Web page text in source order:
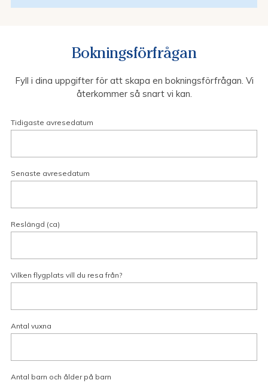
Bokningsförfrågan
Fyll i dina uppgifter för att skapa en bokningsförfrågan. Vi
återkommer så snart vi kan.
Tidigaste avresedatum
Senaste avresedatum
Reslängd (ca)
Vilken flygplats vill du resa från?
Antal vuxna
Antal barn och ålder på barn